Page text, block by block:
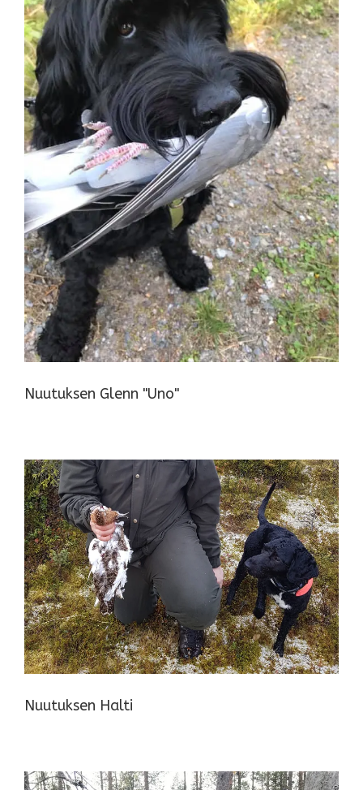
Nuutuksen Glenn "Uno"
Nuutuksen Halti